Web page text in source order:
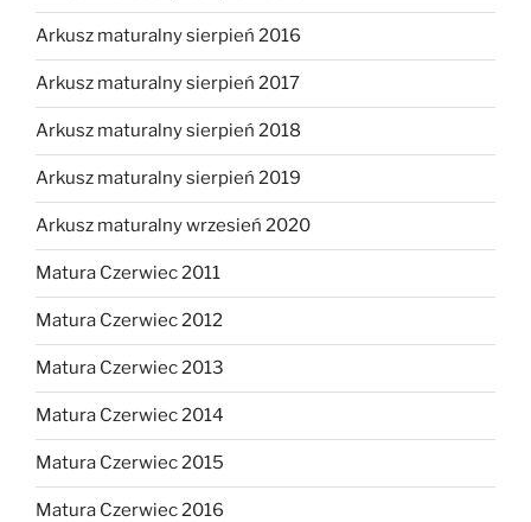
Arkusz maturalny sierpień 2016
Arkusz maturalny sierpień 2017
Arkusz maturalny sierpień 2018
Arkusz maturalny sierpień 2019
Arkusz maturalny wrzesień 2020
Matura Czerwiec 2011
Matura Czerwiec 2012
Matura Czerwiec 2013
Matura Czerwiec 2014
Matura Czerwiec 2015
Matura Czerwiec 2016